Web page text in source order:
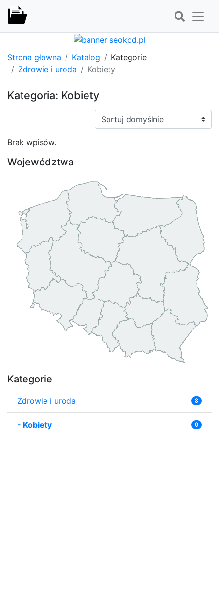
Strona główna Katalog
Kategorie
Zdrowie i uroda
Kobiety
Kategoria: Kobiety
Sortuj:
Brak wpisów.
Województwa
Kategorie
Zdrowie i uroda 8
- Kobiety 0